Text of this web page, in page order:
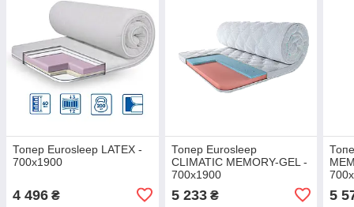
Топер Eurosleep LATEX -
700х1900
4 496 ₴
Топер Eurosleep
CLIMATIC MEMORY-GEL -
700х1900
5 233₴ 5